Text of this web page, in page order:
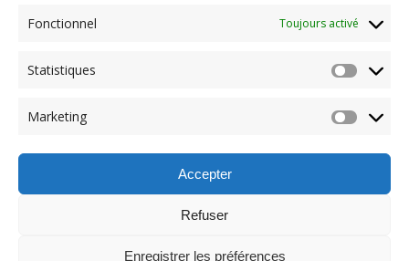
Fonctionnel Toujours activé
Statistiques
Marketing
Accepter
Refuser
Enregistrer les préférences
Navigation
de
l'article
Previous
St-jean 2025 (46)